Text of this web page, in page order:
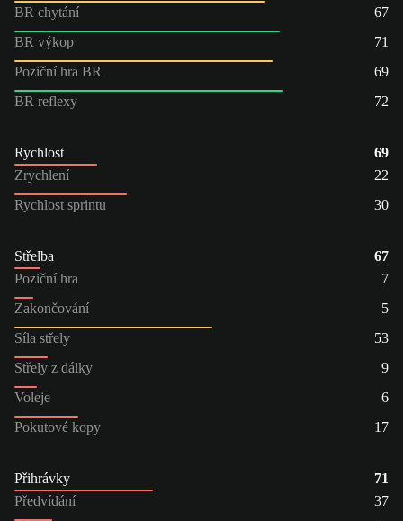
BR chytání
67
BR výkop
71
Poziční hra BR
69
BR reflexy
72
Rychlost
69
Zrychlení
22
Rychlost sprintu
30
Střelba
67
Poziční hra
7
Zakončování
5
Síla střely
53
Střely z dálky
9
Voleje
6
Pokutové kopy
17
Přihrávky
71
Předvídání
37